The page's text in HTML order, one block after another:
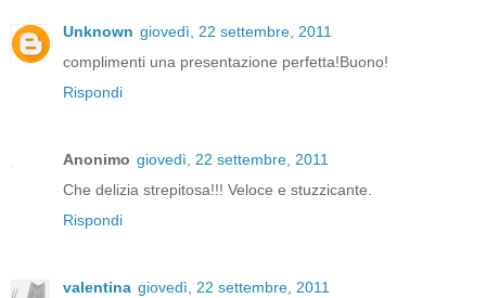
Unknown giovedì, 22 settembre, 2011
complimenti una presentazione perfetta!Buono!
Rispondi
Anonimo giovedì, 22 settembre, 2011
Che delizia strepitosa!!! Veloce e stuzzicante.
Rispondi
valentina giovedì, 22 settembre, 2011